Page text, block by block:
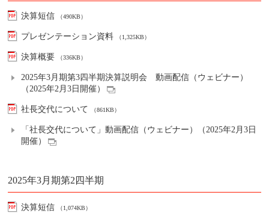
決算短信 （490KB）
プレゼンテーション資料 （1,325KB）
決算概要 （336KB）
2025年3月期第3四半期決算説明会 動画配信（ウェビナー）
（2025年2月3日開催）
社長交代について （861KB）
「社長交代について」動画配信（ウェビナー）（2025年2月3日
開催）
2025年3月期第2四半期
決算短信 （1,074KB）